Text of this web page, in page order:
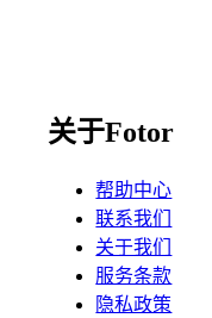
关于Fotor
帮助中心
联系我们
关于我们
服务条款
隐私政策